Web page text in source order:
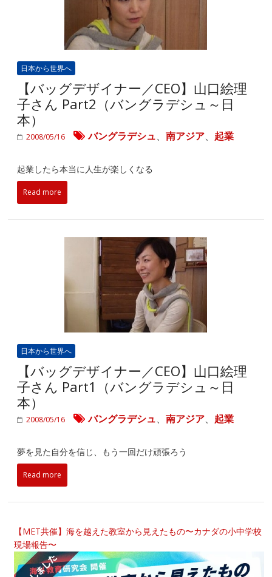
日本から世界へ
【バッグデザイナー／CEO】山口絵理
子さん Part2（バングラデシュ～日
本）
2008/05/16 バングラデシュ、南アジア、 起業
起業したら本当に人生が楽しくなる
Read more
日本から世界へ
【バッグデザイナー／CEO】山口絵理
子さん Part1（バングラデシュ～日
本）
2008/05/16 バングラデシュ、南アジア、 起業
夢を見た自分を信じ、もう一回だけ頑張ろう
Read more
【MET共催】海を越えた教室から見えたもの〜カナダの小中学校
現場報告〜